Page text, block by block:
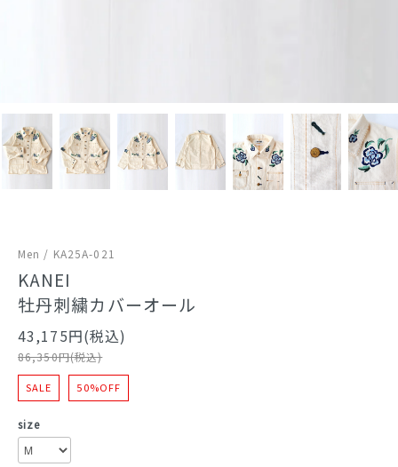
Men / KA25A-021
KANEI
牡丹刺繍カバーオール
43,175円(税込)
86,350円(税込)
SALE 50%OFF
size